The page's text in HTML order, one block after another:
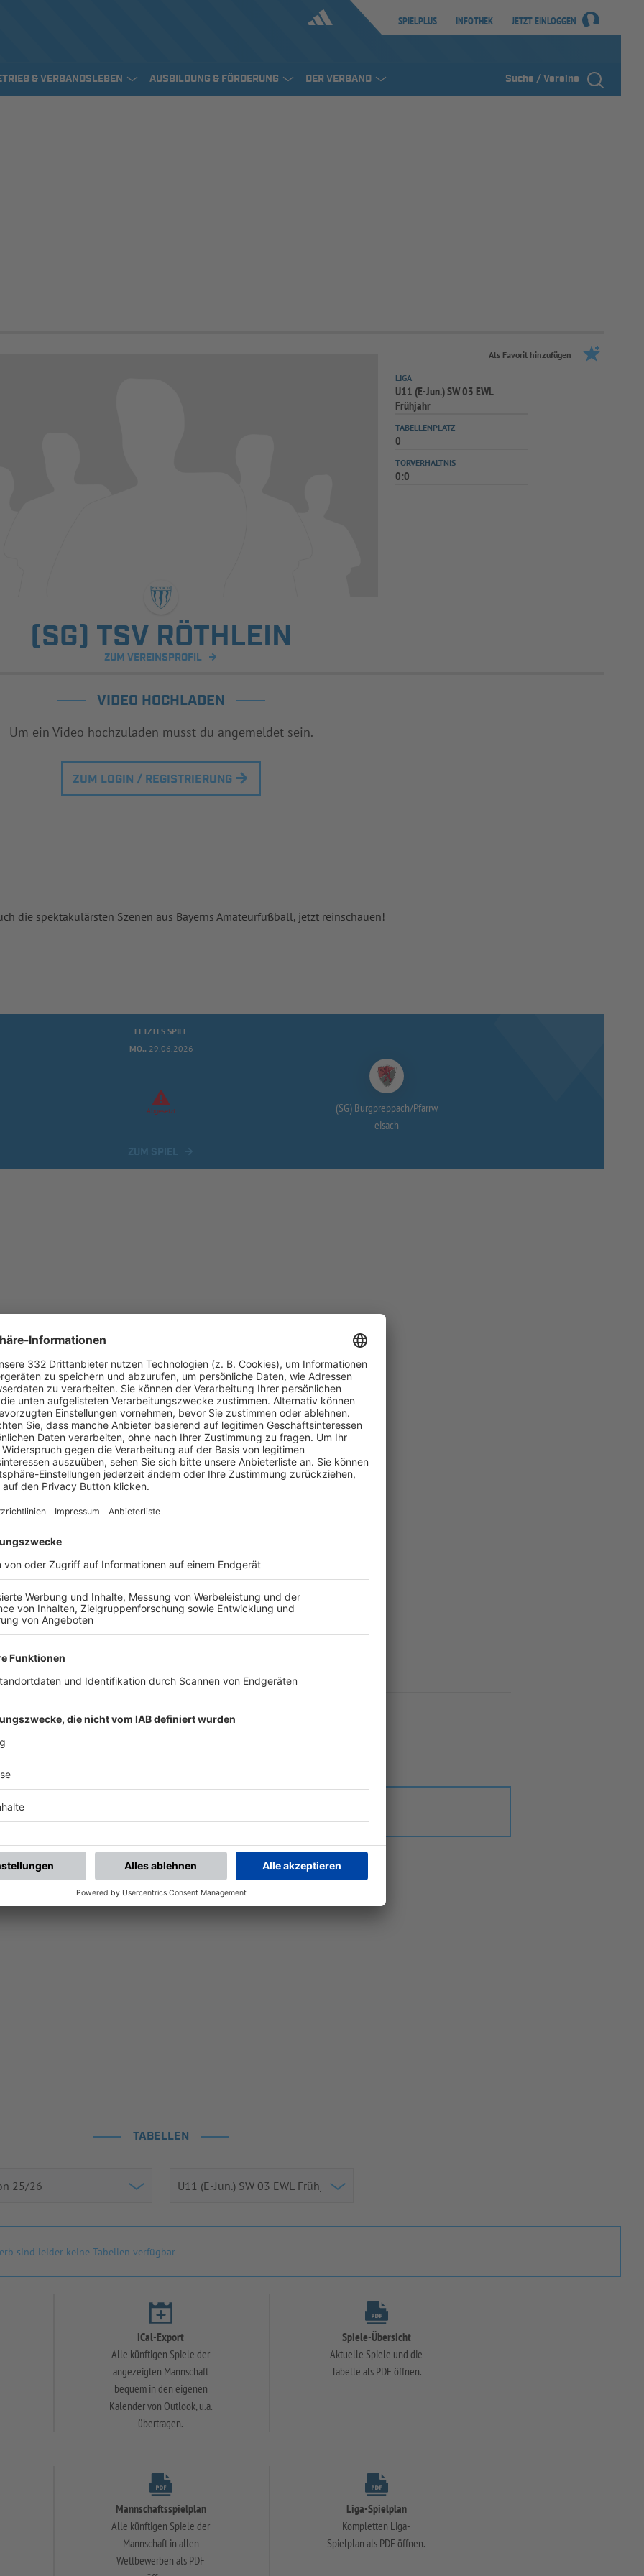
SPIELPLUS INFOTHEK JETZT EINLOGGEN
& VERBANDSLEBEN AUSBILDUNG & FÖRDERUNG DER VERBAND Suche / Vereine
Als Favorit hinzufügen
(SG) TSV RÖTHLEIN
ZUM VEREINSPROFIL
LIGA
U11 (E-Jun.) SW 03 EWL
Frühjahr
TABELLENPLATZ
0
TORVERHÄLTNIS
0:0
VIDEO HOCHLADEN
Um ein Video hochzuladen musst du angemeldet sein.
ZUM LOGIN / REGISTRIERUNG
die spektakulärsten Szenen aus Bayerns Amateurfußball, jetzt reinschauen!
LETZTES SPIEL
MO.. 29.06.2026
Abgesetzt (SG) Burgpreppach/Pfarrw
eisach
UNSERE NEUIGKEITEN FÜR DICH
Spiele Letzte Spiele Kompletter Spielplan
TABELLEN
sind leider keine Tabellen verfügbar
iCal-Export
Alle künftigen Spiele der
angezeigten Mannschaft
bequem in den eigenen
Kalender von Outlook, u.a.
übertragen.
Spiele-Übersicht
Aktuelle Spiele und die
Tabelle als PDF öffnen.
Mannschaftsspielplan
Alle künftigen Spiele der
Mannschaft in allen
Wettbewerben als PDF
Liga-Spielplan
Kompletten Liga-
Spielplan als PDF öffnen.